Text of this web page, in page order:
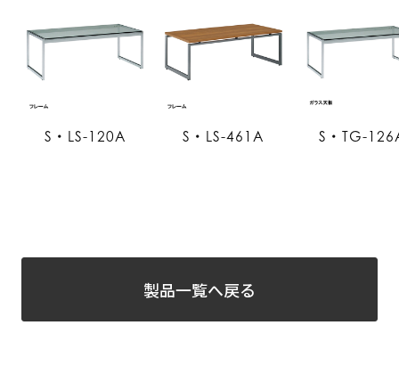
S・LS-120A S・LS-461A S・TG-
製品一覧へ戻る